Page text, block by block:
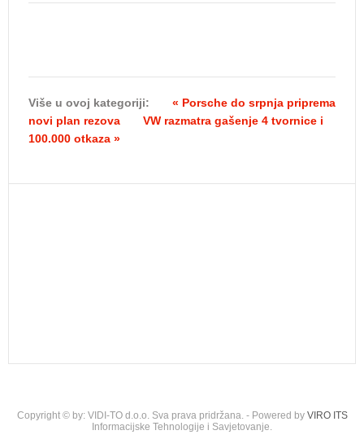
Više u ovoj kategoriji:
« Porsche do srpnja priprema
novi plan rezova
VW razmatra gašenje 4 tvornice i
100.000 otkaza »
Copyright © by: VIDI-TO d.o.o. Sva prava pridržana. - Powered by VIRO ITS
Informacijske Tehnologije i Savjetovanje.